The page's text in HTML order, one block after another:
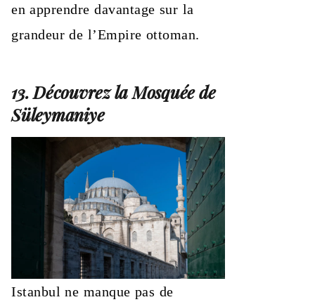
en apprendre davantage sur la
grandeur de l’Empire ottoman.
13. Découvrez la Mosquée de
Süleymaniye
Istanbul ne manque pas de